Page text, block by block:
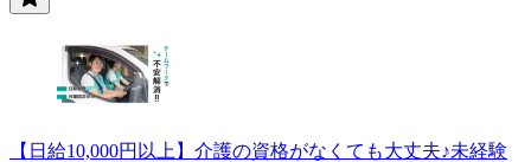
【日給10,000円以上】介護の資格がなくても大丈夫♪未経験